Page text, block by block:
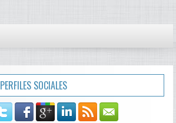
PERFILES SOCIALES